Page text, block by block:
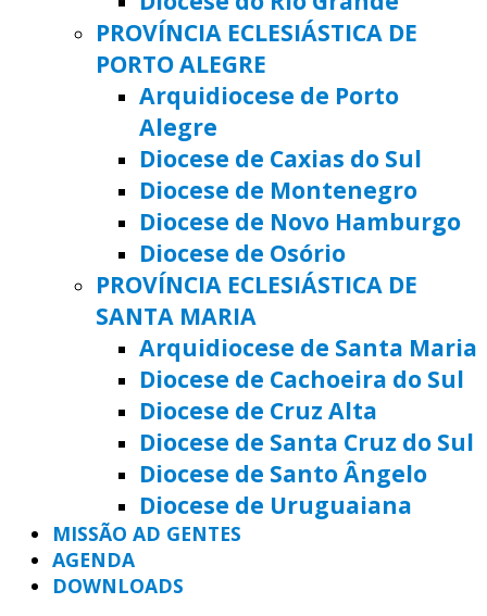
PROVÍNCIA ECLESIÁSTICA DE
PORTO ALEGRE
Arquidiocese de Porto
Alegre
Diocese de Caxias do Sul
Diocese de Montenegro
Diocese de Novo Hamburgo
Diocese de Osório
PROVÍNCIA ECLESIÁSTICA DE
SANTA MARIA
Arquidiocese de Santa Maria
Diocese de Cachoeira do Sul
Diocese de Cruz Alta
Diocese de Santa Cruz do Sul
Diocese de Santo Ângelo
Diocese de Uruguaiana
MISSÃO AD GENTES
AGENDA
DOWNLOADS